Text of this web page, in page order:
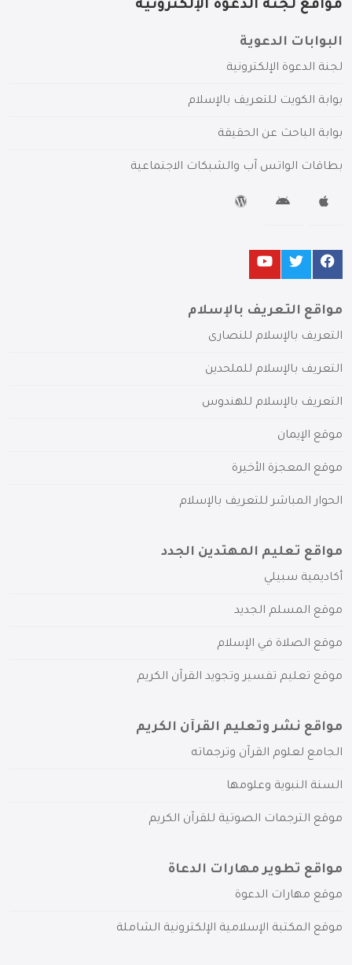
مواقع لجنة الدعوة الإلكترونية
البوابات الدعوية
لجنة الدعوة الإلكترونية
بوابة الكويت للتعريف بالإسلام
بوابة الباحث عن الحقيقة
بطاقات الواتس آب والشبكات الاجتماعية
مواقع التعريف بالإسلام
التعريف بالإسلام للنصارى
التعريف بالإسلام للملحدين
التعريف بالإسلام للهندوس
موقع الإيمان
موقع المعجزة الأخيرة
الحوار المباشر للتعريف بالإسلام
مواقع تعليم المهتدين الجدد
أكاديمية سبيلي
موقع المسلم الجديد
موقع الصلاة في الإسلام
موقع تعليم تفسير وتجويد القرآن الكريم
مواقع نشر وتعليم القرآن الكريم
الجامع لعلوم القرآن وترجماته
السنة النبوية وعلومها
موقع الترجمات الصوتية للقرآن الكريم
مواقع تطوير مهارات الدعاة
موقع مهارات الدعوة
موقع المكتبة الإسلامية الإلكترونية الشاملة